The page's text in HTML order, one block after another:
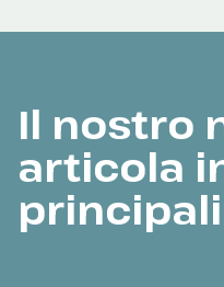
Il nostro
articola